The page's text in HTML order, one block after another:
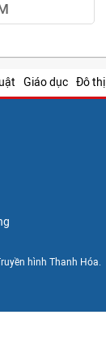
Giáo dục Đô thị
hình Thanh Hóa.